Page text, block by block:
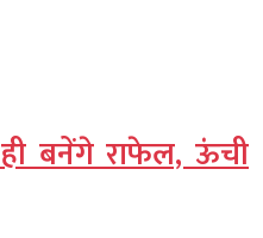
बनेंगे राफेल, ऊंची